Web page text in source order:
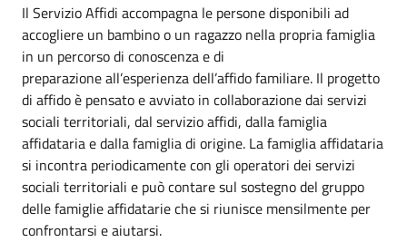
Il Servizio Affidi accompagna le persone disponibili ad
accogliere un bambino o un ragazzo nella propria famiglia
in un percorso di conoscenza e di
preparazione all’esperienza dell’affido familiare. Il progetto
di affido è pensato e avviato in collaborazione dai servizi
sociali territoriali, dal servizio affidi, dalla famiglia
affidataria e dalla famiglia di origine. La famiglia affidataria
si incontra periodicamente con gli operatori dei servizi
sociali territoriali e può contare sul sostegno del gruppo
delle famiglie affidatarie che si riunisce mensilmente per
confrontarsi e aiutarsi.